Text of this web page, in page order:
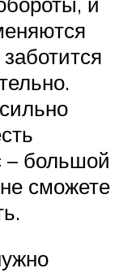
– большой
сможете